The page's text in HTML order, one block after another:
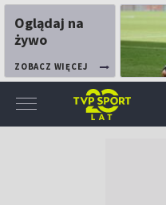
Oglądaj na
żywo
ZOBACZ WIĘCEJ